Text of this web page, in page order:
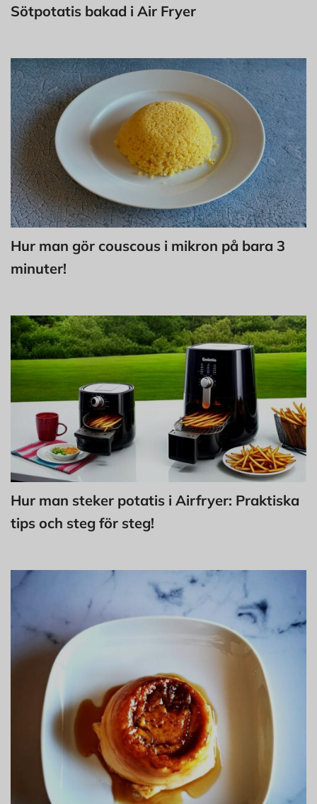
Sötpotatis bakad i Air Fryer
Hur man gör couscous i mikron på bara 3
minuter!
Hur man steker potatis i Airfryer: Praktiska
tips och steg för steg!